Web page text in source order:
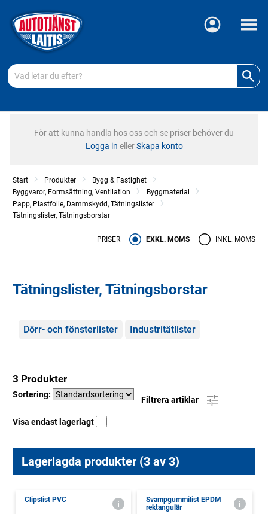
Meny
För att kunna handla hos oss och se priser behöver du
Logga in ellerSkapa konto
Start Produkter
Bygg & Fastighet
Byggvaror, Formsättning, Ventilation
Byggmaterial
Papp, Plastfolie, Dammskydd, Tätningslister
Tätningslister, Tätningsborstar
PRISER EXKL. MOMS INKL. MOMS
Tätningslister, Tätningsborstar
Kategorier
Dörr- och fönsterlister Industritätlister
3 Produkter
Sortering:
Filtrera artiklar
Visa endast lagerlagt
Lagerlagda produkter (3 av 3)
Clipslist PVC
Svampgummilist EPDM
rektangulär